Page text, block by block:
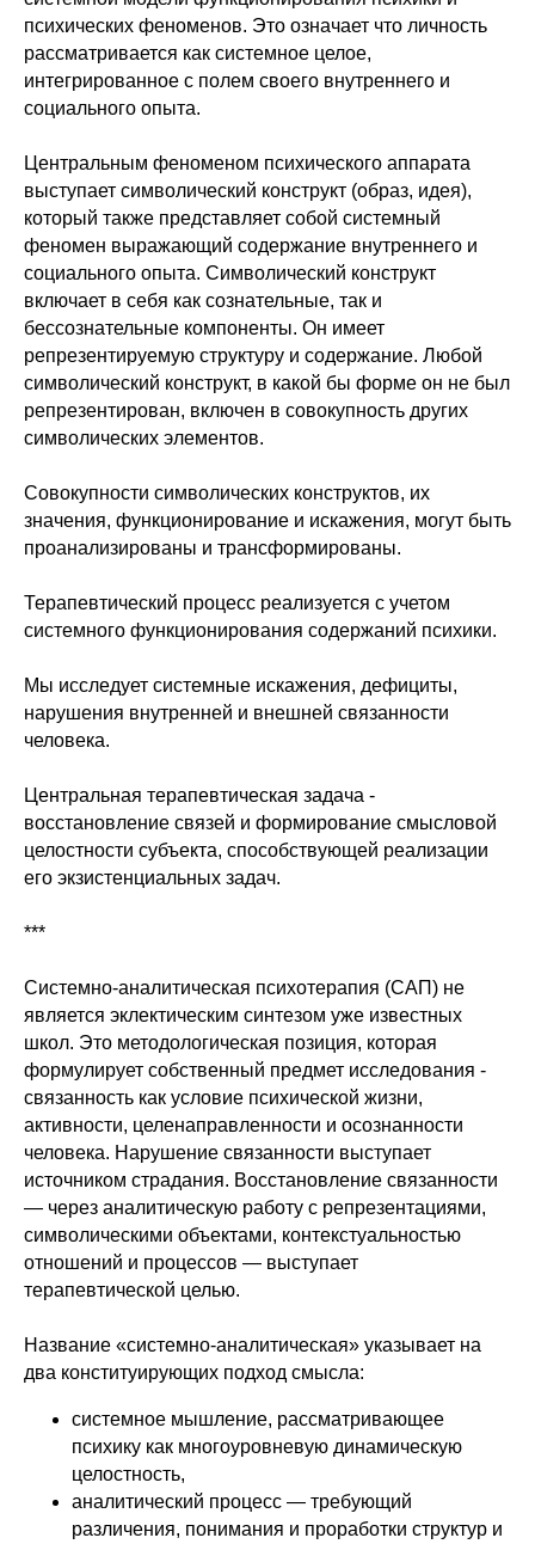
психических феноменов. Это означает что личность
рассматривается как системное целое,
интегрированное с полем своего внутреннего и
социального опыта.
Центральным феноменом психического аппарата
выступает символический конструкт (образ, идея),
который также представляет собой системный
феномен выражающий содержание внутреннего и
социального опыта. Символический конструкт
включает в себя как сознательные, так и
бессознательные компоненты. Он имеет
репрезентируемую структуру и содержание. Любой
символический конструкт, в какой бы форме он не был
репрезентирован, включен в совокупность других
символических элементов.
Совокупности символических конструктов, их
значения, функционирование и искажения, могут быть
проанализированы и трансформированы.
Терапевтический процесс реализуется с учетом
системного функционирования содержаний психики.
Мы исследует системные искажения, дефициты,
нарушения внутренней и внешней связанности
человека.
Центральная терапевтическая задача -
восстановление связей и формирование смысловой
целостности субъекта, способствующей реализации
его экзистенциальных задач.
***
Системно-аналитическая психотерапия (САП) не
является эклектическим синтезом уже известных
школ. Это методологическая позиция, которая
формулирует собственный предмет исследования -
связанность как условие психической жизни,
активности, целенаправленности и осознанности
человека. Нарушение связанности выступает
источником страдания. Восстановление связанности
— через аналитическую работу с репрезентациями,
символическими объектами, контекстуальностью
отношений и процессов — выступает
терапевтической целью.
Название «системно-аналитическая» указывает на
два конституирующих подход смысла:
системное мышление, рассматривающее
психику как многоуровневую динамическую
целостность,
аналитический процесс — требующий
различения, понимания и проработки структур и